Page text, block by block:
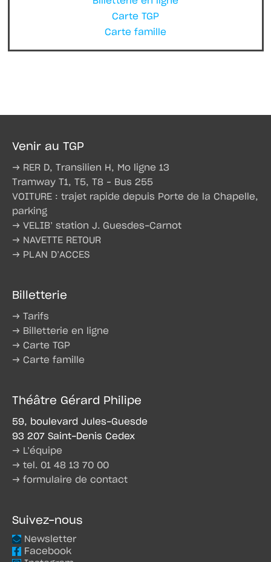
Carte TGP
Carte famille
Venir au TGP
→ RER D, Transilien H, Mo ligne 13
Tramway T1, T5, T8 – Bus 255
VOITURE : trajet rapide depuis Porte de la Chapelle,
parking
→ VELIB’ station J. Guesdes-Carnot
→ NAVETTE RETOUR
→ PLAN D’ACCES
Billetterie
→ Tarifs
→ Billetterie en ligne
→ Carte TGP
→ Carte famille
Théâtre Gérard Philipe
59, boulevard Jules-Guesde
93 207 Saint-Denis Cedex
→ L’équipe
→ tel. 01 48 13 70 00
→ formulaire de contact
Suivez-nous
Newsletter
Facebook